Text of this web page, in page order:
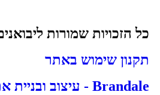
כל הזכויות שמורות ליבואנים
תקנון שימוש באתר
Brandale - עיצוב ובניית אתרים